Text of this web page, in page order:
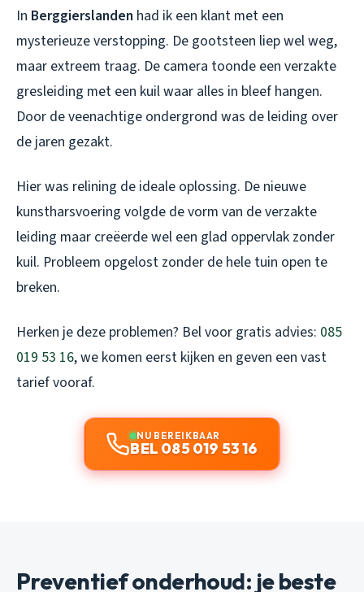
In Berggierslanden had ik een klant met een
mysterieuze verstopping. De gootsteen liep wel weg,
maar extreem traag. De camera toonde een verzakte
gresleiding met een kuil waar alles in bleef hangen.
Door de veenachtige ondergrond was de leiding over
de jaren gezakt.
Hier was relining de ideale oplossing. De nieuwe
kunstharsvoering volgde de vorm van de verzakte
leiding maar creëerde wel een glad oppervlak zonder
kuil. Probleem opgelost zonder de hele tuin open te
breken.
Herken je deze problemen? Bel voor gratis advies: 085
019 53 16, we komen eerst kijken en geven een vast
tarief vooraf.
NU BEREIKBAAR
BEL 085 019 53 16
Preventief onderhoud: je beste